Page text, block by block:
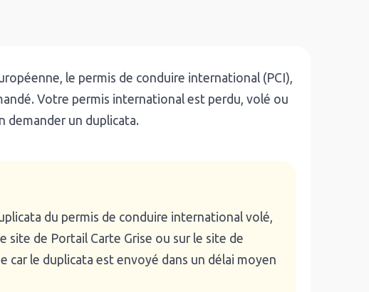
le permis de conduire international (PCI),
Votre permis international est perdu, volé ou
demander un duplicata.
du permis de conduire international volé,
de Portail Carte Grise ou sur le site de
car le duplicata est envoyé dans un délai moyen